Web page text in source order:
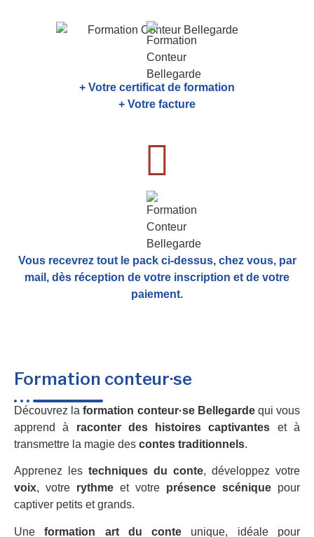
+ Votre certificat de formation
+ Votre facture
Vous recevrez tout le pack ci-dessus, chez vous, par
mail, dès réception de votre inscription et de votre
paiement.
Formation conteur·se
Découvrez laformation conteur·se Bellegardequi vous
apprend à raconter des histoires captivantes et à
transmettre la magie des contes traditionnels.
Apprenez les techniques du conte, développez votre
voix, votre rythme et votre présence scénique pour
captiver petits et grands.
Uneformation art du conte unique, idéale pour